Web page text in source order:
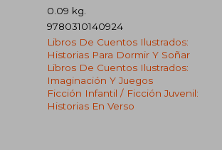
0.09 kg.
9780310140924
Libros De Cuentos Ilustrados:
Historias Para Dormir Y Soñar
Libros De Cuentos Ilustrados:
Imaginación Y Juegos
Ficción Infantil / Ficción Juvenil:
Historias En Verso